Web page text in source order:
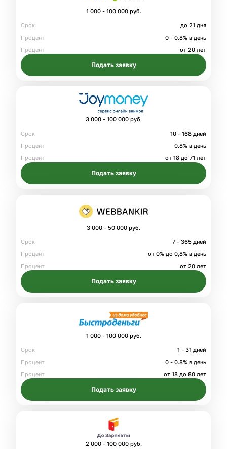
1 000 - 100 000 руб.
Срок
до 21 дня
Процент
0 - 0.8% в день
Процент
от 20 лет
Подать заявку
3 000 - 100 000 руб.
Срок
10 - 168 дней
Процент
0.8% в день
Процент
от 18 до 71 лет
Подать заявку
3 000 - 50 000 руб.
Срок
7 - 365 дней
Процент
от 0% до 0,8% в день
Процент
от 20 лет
Подать заявку
1 000 - 100 000 руб.
Срок
1 - 31 дней
Процент
0 - 0.8% в день
Процент
от 18 до 80 лет
Подать заявку
2 000 - 100 000 руб.